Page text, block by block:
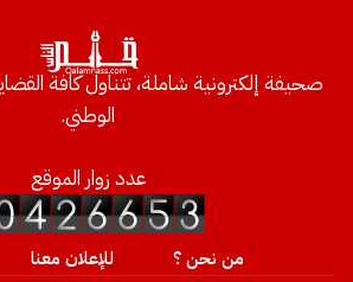
صحيفة إلكترونية شاملة، تتناول كافة
الوطني.
عدد زوار الموقع
من نحن ؟ للإعلان معنا